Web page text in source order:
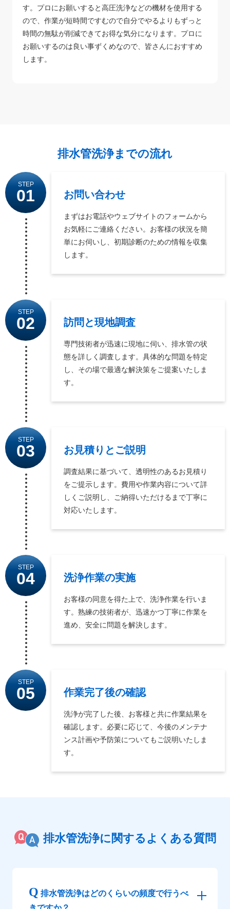
す。プロにお願いすると高圧洗浄などの機材を使用する
ので、作業が短時間ですむので自分でやるよりもずっと
時間の無駄が削減できてお得な気分になります。プロに
お願いするのは良い事ずくめなので、皆さんにおすすめ
します。
排水管洗浄までの流れ
STEP
01 お問い合わせ
まずはお電話やウェブサイトのフォームから
お気軽にご連絡ください。お客様の状況を簡
単にお伺いし、初期診断のための情報を収集
します。
STEP
02 訪問と現地調査
専門技術者が迅速に現地に伺い、排水管の状
態を詳しく調査します。具体的な問題を特定
し、その場で最適な解決策をご提案いたしま
す。
STEP
03 お見積りとご説明
調査結果に基づいて、透明性のあるお見積り
をご提示します。費用や作業内容について詳
しくご説明し、ご納得いただけるまで丁寧に
対応いたします。
STEP
04 洗浄作業の実施
お客様の同意を得た上で、洗浄作業を行いま
す。熟練の技術者が、迅速かつ丁寧に作業を
進め、安全に問題を解決します。
STEP
05 作業完了後の確認
洗浄が完了した後、お客様と共に作業結果を
確認します。必要に応じて、今後のメンテナ
ンス計画や予防策についてもご説明いたしま
す。
排水管洗浄に関するよくある質問
排水管洗浄はどのくらいの頻度で行うべ